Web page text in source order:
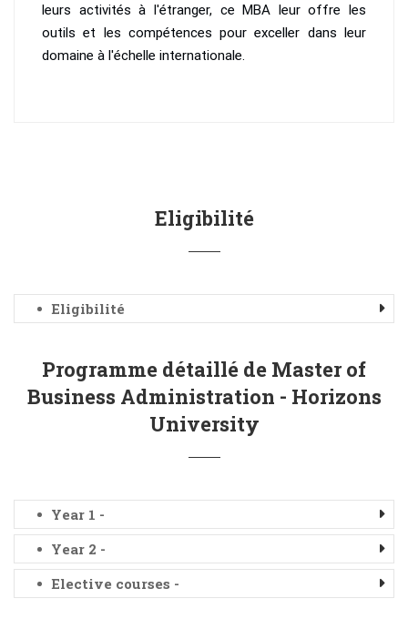
leurs activités à l'étranger, ce MBA leur offre les
outils et les compétences pour exceller dans leur
domaine à l'échelle internationale.
Eligibilité
Eligibilité
Programme détaillé de Master of
Business Administration - Horizons
University
Year 1 -
Year 2 -
Elective courses -